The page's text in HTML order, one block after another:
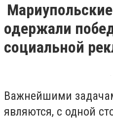
одержали
социальной
Важнейшими
являются, с одной